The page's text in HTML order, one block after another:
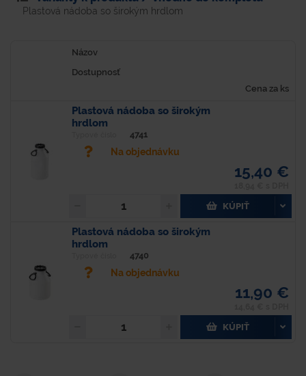
Plastová nádoba so širokým hrdlom
Názov
Dostupnosť
Cena za ks
Plastová nádoba so širokým
hrdlom
4741
Na objednávku
15,40 €
KÚPIŤ
Plastová nádoba so širokým
hrdlom
4740
Na objednávku
11,90 €
KÚPIŤ